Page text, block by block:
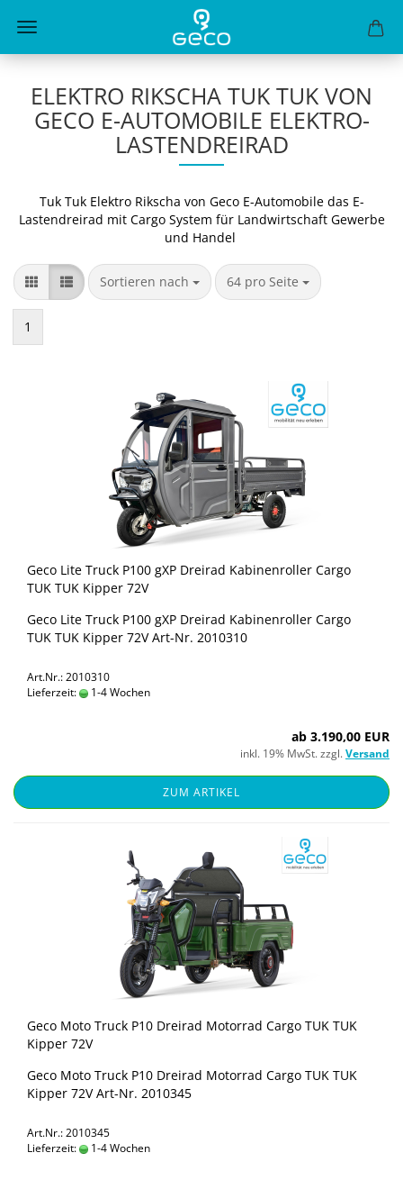
ELEKTRO RIKSCHA TUK TUK VON
GECO E-AUTOMOBILE ELEKTRO-
LASTENDREIRAD
Tuk Tuk Elektro Rikscha von Geco E-Automobile das E-
Lastendreirad mit Cargo System für Landwirtschaft Gewerbe
und Handel
Sortieren nach
Sortieren nach 64 pro Seite
pro Seite
1
Geco Lite Truck P100 gXP Drei­rad Ka­bi­nen­rol­ler Cargo
TUK TUK Kip­per 72V
Geco Lite Truck P100 gXP Drei­rad Ka­bi­nen­rol­ler Cargo
TUK TUK Kip­per 72V Art-​Nr. 2010310
Art.Nr.: 2010310
Lieferzeit:
1-4 Wochen
ab 3.190,00 EUR
inkl. 19% MwSt. zzgl.Versand
ZUM ARTIKEL
Geco Moto Truck P10 Drei­rad Mo­tor­rad Cargo TUK TUK
Kip­per 72V
Geco Moto Truck P10 Drei­rad Mo­tor­rad Cargo TUK TUK
Kip­per 72V Art-​Nr. 2010345
Art.Nr.: 2010345
Lieferzeit:
1-4 Wochen